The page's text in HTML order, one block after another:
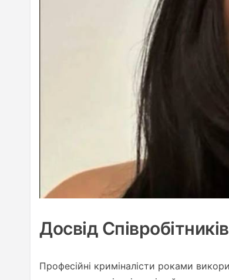
Досвід
Професійні криміналісти роками